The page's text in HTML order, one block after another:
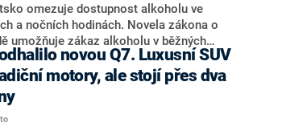
omezuje dostupnost alkoholu ve
a nočních hodinách. Novela zákona o
umožňuje zákaz alkoholu v běžných
i na čerpacích stanicích ve večerních a
hodinách. Upozornil na to zpravodajský
Week. Jak moc přísné omezení bude,
na rozhodnutí samosprávy v
destinaci.
novou Q7. Luxusní SUV
motory, ale stojí přes dva